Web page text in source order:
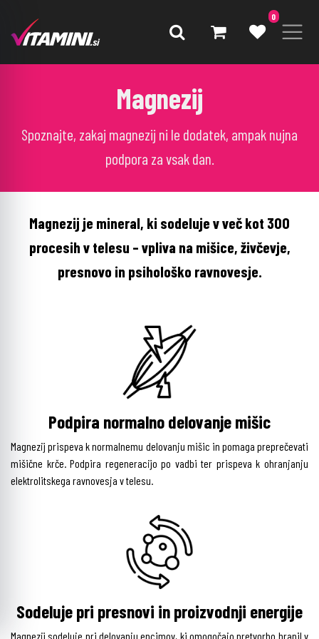
0
Magnezij
Spoznajte, zakaj magnezij ni le dodatek, ampak nujna
podpora za vsak dan.
Magnezij je mineral, ki sodeluje v več kot 300
procesih v telesu – vpliva na mišice, živčevje,
presnovo in psihološko ravnovesje.
Podpira normalno delovanje mišic
Magnezij prispeva k normalnemu delovanju mišic in pomaga preprečevati
mišične krče. Podpira regeneracijo po vadbi ter prispeva k ohranjanju
elektrolitskega ravnovesja v telesu.
Sodeluje pri presnovi in proizvodnji energije
Magnezij sodeluje pri delovanju encimov, ki omogočajo pretvorbo hranil v